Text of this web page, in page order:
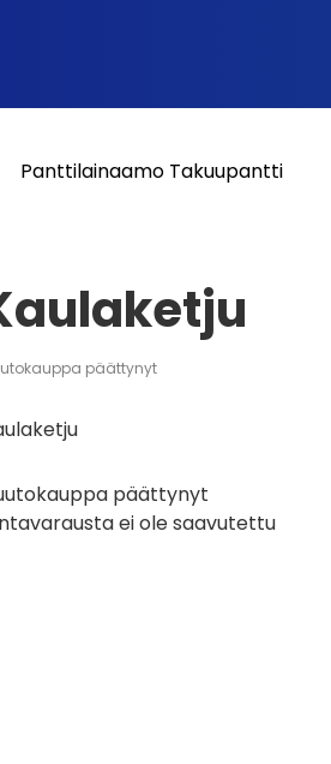
Panttilainaamo Takuupantti
päättynyt
päättynyt
ei ole saavutettu